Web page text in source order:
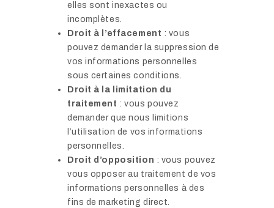
elles sont inexactes ou
incomplètes.
Droit à l’effacement : vous
pouvez demander la suppression de
vos informations personnelles
sous certaines conditions.
Droit à la limitation du
traitement : vous pouvez
demander que nous limitions
l’utilisation de vos informations
personnelles.
Droit d’opposition : vous pouvez
vous opposer au traitement de vos
informations personnelles à des
fins de marketing direct.